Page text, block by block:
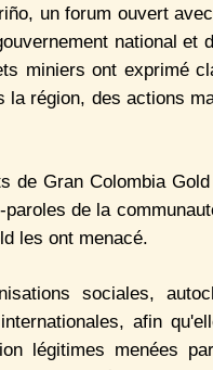
un forum ouvert
national et
miniers ont exprimé
région, des actions
de Gran Colombia
de la
les ont menacé.
sociales,
afin
légitimes menées